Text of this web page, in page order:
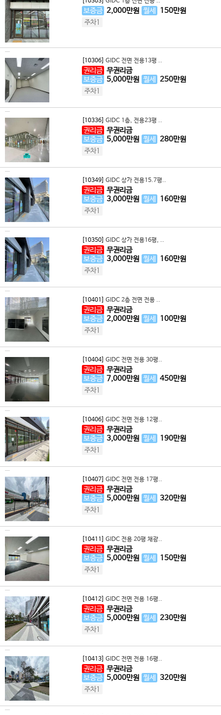
보증금 2,000만원 월세 150만원
주차1
[10306] GIDC 전면 전용13평 ..
권리금 무권리금
보증금 5,000만원 월세 250만원
주차1
[10336] GIDC 1층, 전용23평 ..
권리금 무권리금
보증금 5,000만원 월세 280만원
주차1
[10349] GIDC 상가 전용15.7평..
권리금 무권리금
보증금 3,000만원 월세 160만원
주차1
[10350] GIDC 상가 전용16평, ..
권리금 무권리금
보증금 3,000만원 월세 160만원
주차1
[10401] GIDC 2층 전면 전용 ..
권리금 무권리금
보증금 2,000만원 월세 100만원
주차1
[10404] GIDC 전면 전용 30평..
권리금 무권리금
보증금 7,000만원 월세 450만원
주차1
[10406] GIDC 전면 전용 12평..
권리금 무권리금
보증금 3,000만원 월세 190만원
주차1
[10407] GIDC 전면 전용 17평..
권리금 무권리금
보증금 5,000만원 월세 320만원
주차1
[10411] GIDC 전용 20평 채광..
권리금 무권리금
보증금 5,000만원 월세 150만원
주차1
[10412] GIDC 전면 전용 16평..
권리금 무권리금
보증금 5,000만원 월세 230만원
주차1
[10413] GIDC 전면 전용 16평..
권리금 무권리금
보증금 5,000만원 월세 320만원
주차1